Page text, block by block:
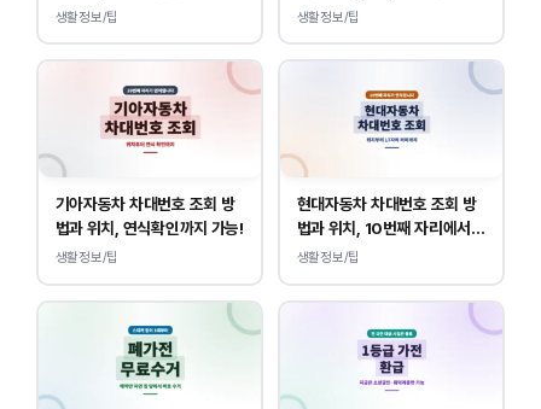
생활정보/팁
이 가능합니다.
생활정보/팁
기아자동차 차대번호 조회 방
법과 위치, 연식확인까지 가능!
생활정보/팁
현대자동차 차대번호 조회 방
법과 위치, 10번째 자리에서
연식 확인!
생활정보/팁